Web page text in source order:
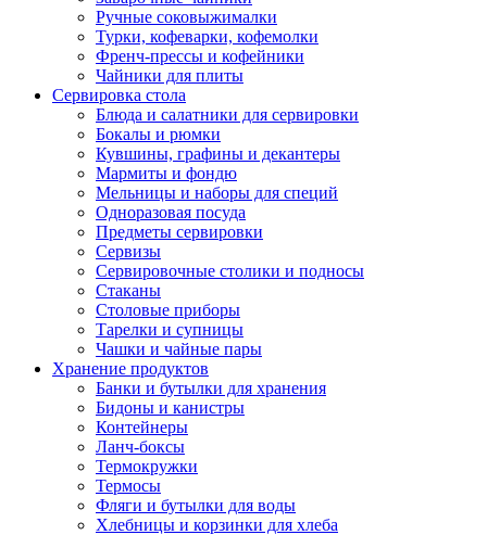
Ручные соковыжималки
Турки, кофеварки, кофемолки
Френч-прессы и кофейники
Чайники для плиты
Сервировка стола
Блюда и салатники для сервировки
Бокалы и рюмки
Кувшины, графины и декантеры
Мармиты и фондю
Мельницы и наборы для специй
Одноразовая посуда
Предметы сервировки
Сервизы
Сервировочные столики и подносы
Стаканы
Столовые приборы
Тарелки и супницы
Чашки и чайные пары
Хранение продуктов
Банки и бутылки для хранения
Бидоны и канистры
Контейнеры
Ланч-боксы
Термокружки
Термосы
Фляги и бутылки для воды
Хлебницы и корзинки для хлеба